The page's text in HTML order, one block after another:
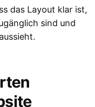
das Layout klar ist,
sind und